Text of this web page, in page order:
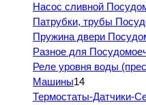
Насос сливной
Патрубки, трубы
Пружина двери
Разное для
Реле уровня воды
Машины14
Термостаты-Датчики-